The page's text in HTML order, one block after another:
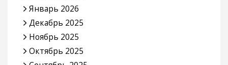
Январь 2026
Декабрь 2025
Ноябрь 2025
Октябрь 2025